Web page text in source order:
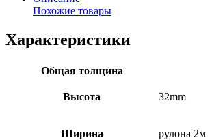
Похожие товары
Характеристики
Общая толщина
Высота 32mm
Ширина рулона 2м